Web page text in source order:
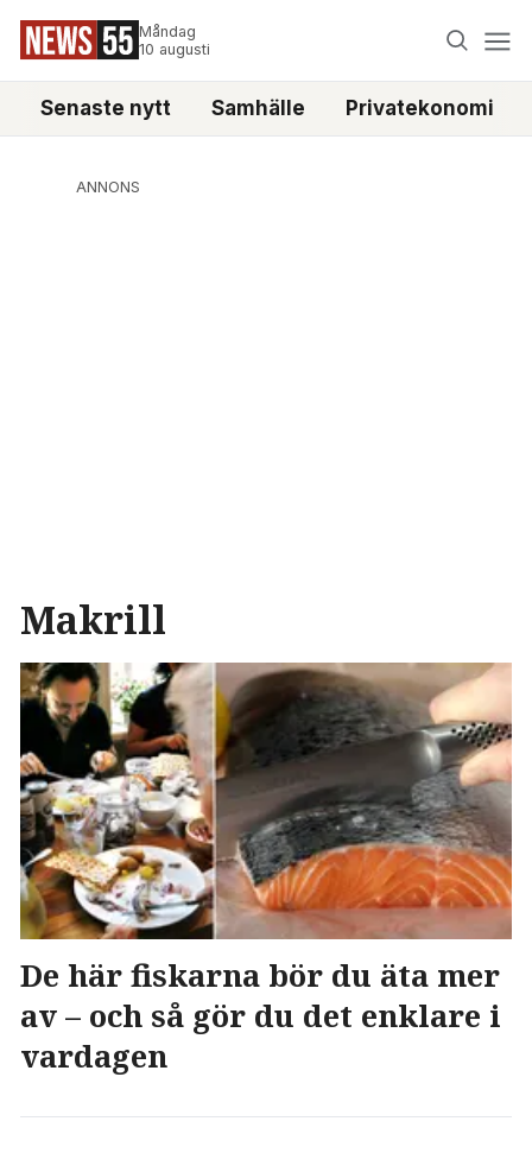
Måndag
10 augusti
Senaste nytt Samhälle Privatekonomi
ANNONS
Makrill
De här fiskarna bör du äta mer
av – och så gör du det enklare i
vardagen